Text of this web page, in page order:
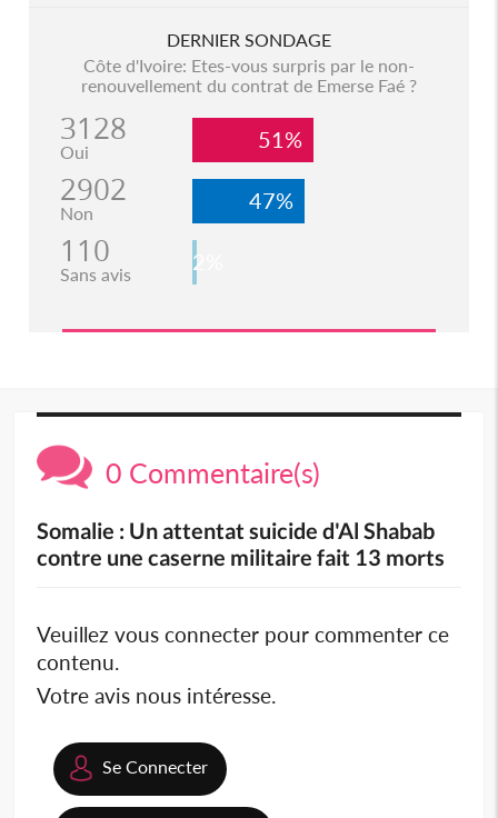
DERNIER SONDAGE
Côte d'Ivoire: Etes-vous surpris par le non-
renouvellement du contrat de Emerse Faé ?
3128
Oui 51%
2902
Non 47%
110
Sans avis 2%
0 Commentaire(s)
Somalie : Un attentat suicide d'Al Shabab
contre une caserne militaire fait 13 morts
Veuillez vous connecter pour commenter ce
contenu.
Votre avis nous intéresse.
Se Connecter